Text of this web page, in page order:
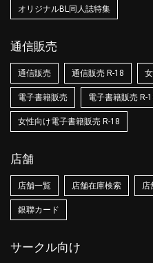
オリジナルBL同人誌特集
通信販売
通信販売 通信販売 R-18
電子書籍販売 電子書籍販売 R-
女性向け電子書籍販売 R-18
店舗
店舗一覧 店舗在庫検索 店
銀聯カード
サークル向け